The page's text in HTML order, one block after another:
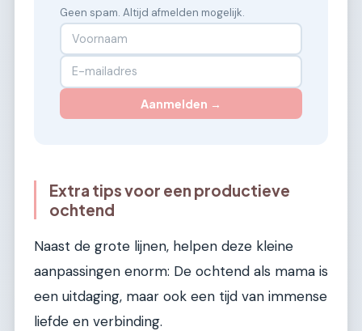
Geen spam. Altijd afmelden mogelijk.
Aanmelden →
Extra tips voor een productieve
ochtend
Naast de grote lijnen, helpen deze kleine
aanpassingen enorm: De ochtend als mama is
een uitdaging, maar ook een tijd van immense
liefde en verbinding.